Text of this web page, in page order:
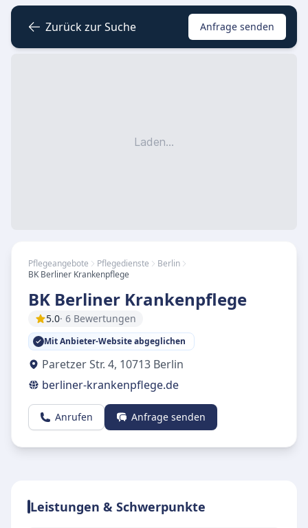
Zurück zur Suche Anfrage senden
Laden...
Pflegeangebote Pflegedienste
Berlin
BK Berliner Krankenpflege
BK Berliner Krankenpflege
5.0· 6 Bewertungen
Mit Anbieter-Website abgeglichen
Paretzer Str. 4, 10713 Berlin
berliner-krankenpflege.de
Anrufen Anfrage senden
Leistungen & Schwerpunkte